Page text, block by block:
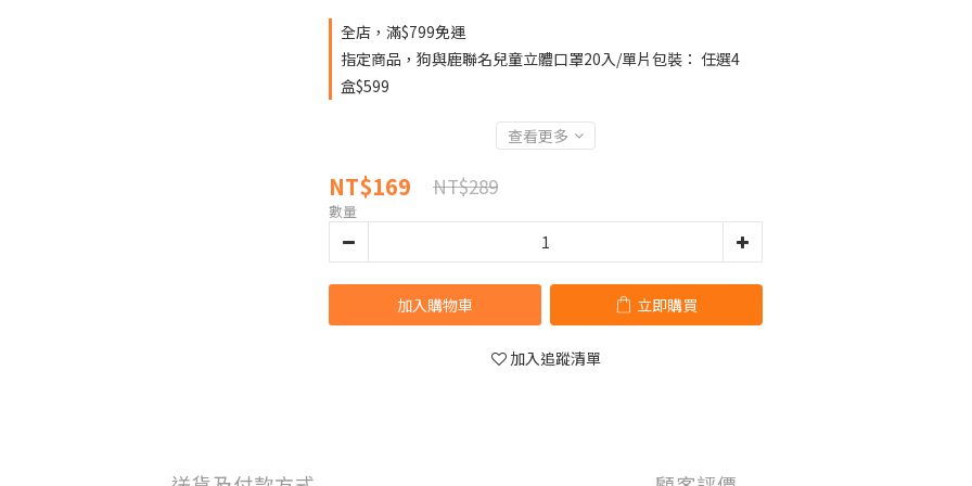
全店，滿$799免運
指定商品，狗與鹿聯名兒童立體口罩20入/單片包裝： 任選4
盒$599
查看更多
NT$169 NT$289
數量
加入購物車 立即購買
加入追蹤清單